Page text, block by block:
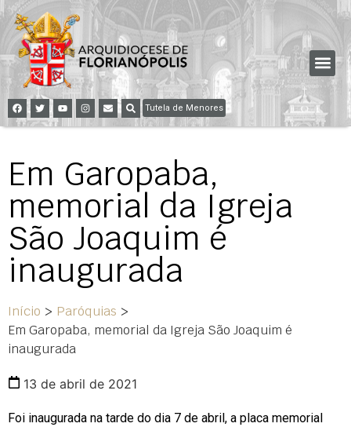
Tutela de Menores
Em Garopaba,
memorial da Igreja
São Joaquim é
inaugurada
Início > Paróquias >
Em Garopaba, memorial da Igreja São Joaquim é
inaugurada
13 de abril de 2021
Foi inaugurada na tarde do dia 7 de abril, a placa memorial